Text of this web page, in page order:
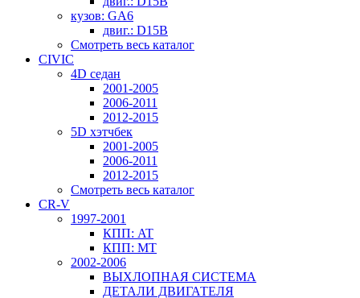
кузов: GA6
двиг.: D15B
Смотреть весь каталог
CIVIC
4D седан
2001-2005
2006-2011
2012-2015
5D хэтчбек
2001-2005
2006-2011
2012-2015
Смотреть весь каталог
CR-V
1997-2001
КПП: AT
КПП: MT
2002-2006
ВЫХЛОПНАЯ СИСТЕМА
ДЕТАЛИ ДВИГАТЕЛЯ